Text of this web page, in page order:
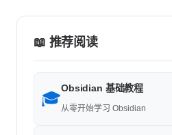
📖 推荐阅读
🎓
Obsidian 基础教程
从零开始学习 Obsidian